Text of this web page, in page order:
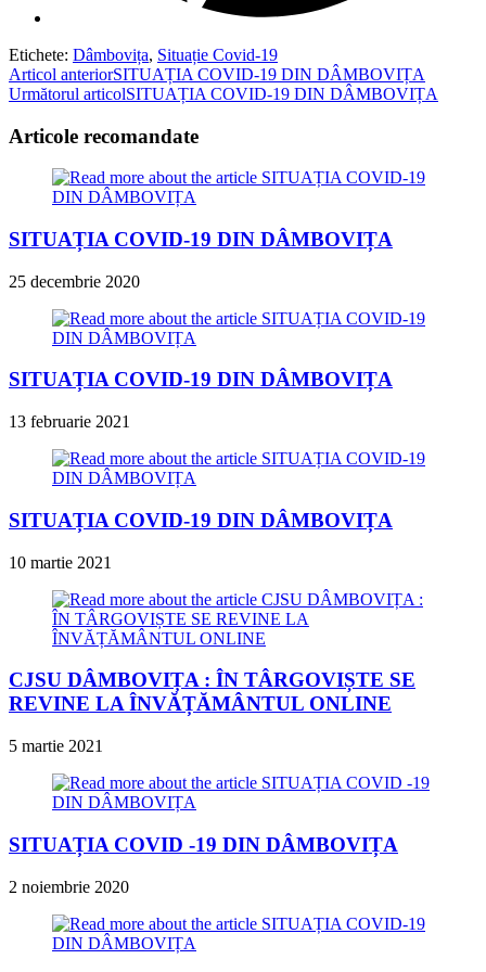
Etichete: Dâmbovița, Situație Covid-19
Read
more
articles
Articol anteriorSITUAȚIA COVID-19 DIN DÂMBOVIȚA
Următorul articolSITUAȚIA COVID-19 DIN DÂMBOVIȚA
Articole recomandate
SITUAȚIA COVID-19 DIN DÂMBOVIȚA
25 decembrie 2020
SITUAȚIA COVID-19 DIN DÂMBOVIȚA
13 februarie 2021
SITUAȚIA COVID-19 DIN DÂMBOVIȚA
10 martie 2021
CJSU DÂMBOVIȚA : ÎN TÂRGOVIȘTE SE
REVINE LA ÎNVĂȚĂMÂNTUL ONLINE
5 martie 2021
SITUAȚIA COVID -19 DIN DÂMBOVIȚA
2 noiembrie 2020